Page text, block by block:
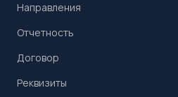
Направления
Отчетность
Договор
Реквизиты